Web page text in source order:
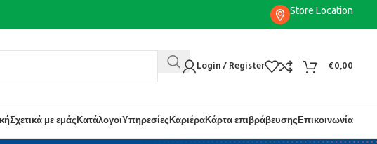
Store Location
Login / Register €0,00
Σχετικά με εμάςΚατάλογοιΥπηρεσίεςΚαριέραΚάρτα επιβράβευσηςΕπικοινωνία